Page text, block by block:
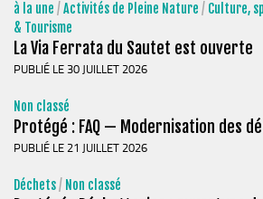
à la une /Activités de Pleine Nature / Culture,
& Tourisme
La Via Ferrata du Sautet est ouverte
PUBLIÉ LE 30 JUILLET 2026
Non classé
Protégé : FAQ — Modernisation des
PUBLIÉ LE 21 JUILLET 2026
Déchets/ Non classé